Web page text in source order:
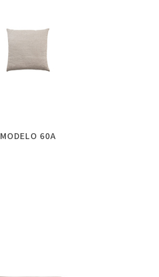
MODELO 60A